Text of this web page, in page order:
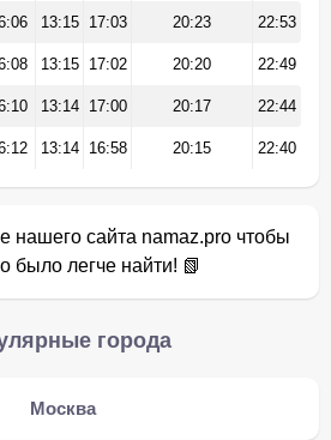
13:15 17:03 20:23 22:53
13:15 17:02 20:20 22:49
13:14 17:00 20:17 22:44
13:14 16:58 20:15 22:40
нашего сайта namaz.pro чтобы
было легче найти! 📗
города
Москва